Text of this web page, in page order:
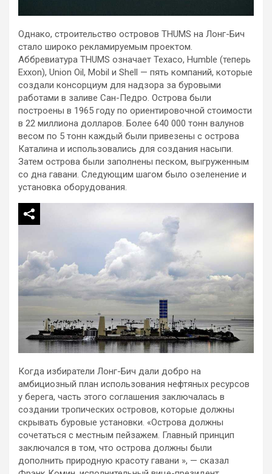
Однако, строительство островов THUMS на Лонг-Бич
стало широко рекламируемым проектом.
Аббревиатура THUMS означает Texaco, Humble (теперь
Exxon), Union Oil, Mobil и Shell — пять компаний, которые
создали консорциум для надзора за буровыми
работами в заливе Сан-Педро. Острова были
построены в 1965 году по ориентировочной стоимости
в 22 миллиона долларов. Более 640 000 тонн валунов
весом по 5 тонн каждый были привезены с острова
Каталина и использовались для создания насыпи.
Затем острова были заполнены песком, выгруженным
со дна гавани. Следующим шагом было озеленение и
установка оборудования.
Когда избиратели Лонг-Бич дали добро на
амбициозный план использования нефтяных ресурсов
у берега, часть этого соглашения заключалась в
создании тропических островов, которые должны
скрывать буровые установки. «Острова должны
сочетаться с местным пейзажем. Главный принцип
заключался в том, что острова должны были
дополнить природную красоту гавани », — сказал